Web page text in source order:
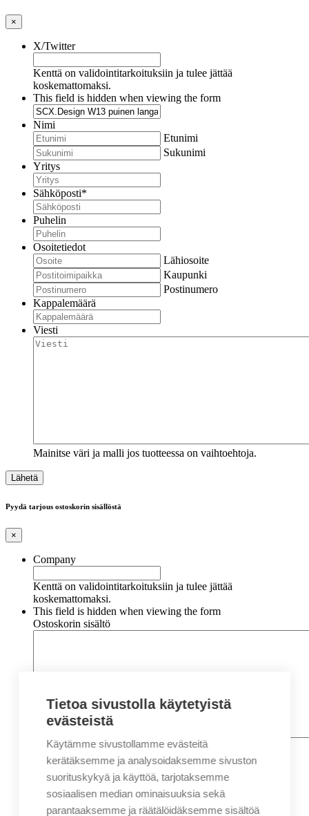
×
X/Twitter
Kenttä on validointitarkoituksiin ja tulee jättää
koskemattomaksi.
This field is hidden when viewing the form
Nimi
Etunimi
Sukunimi
Yritys
Sähköposti*
Puhelin
Osoitetiedot
Lähiosoite
Kaupunki
Postinumero
Kappalemäärä
Viesti
Mainitse väri ja malli jos tuotteessa on vaihtoehtoja.
Pyydä tarjous ostoskorin sisällöstä
×
Company
Kenttä on validointitarkoituksiin ja tulee jättää
koskemattomaksi.
This field is hidden when viewing the form
Ostoskorin sisältö
Nimi*
Etunimi
Sukunimi
Tietoa sivustolla käytetyistä
evästeistä
Käytämme sivustollamme evästeitä
kerätäksemme ja analysoidaksemme sivuston
suorituskykyä ja käyttöä, tarjotaksemme
sosiaalisen median ominaisuuksia sekä
parantaaksemme ja räätälöidäksemme sisältöä